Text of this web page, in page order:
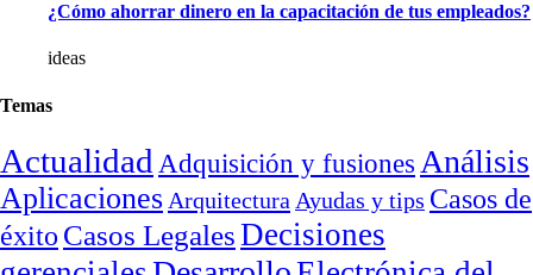
¿Cómo ahorrar dinero en la capacitación de tus empleados?
ideas
Temas
Actualidad Adquisición y fusiones Análisis
Aplicaciones Arquitectura Ayudas y tips Casos de
éxito Casos LegalesDecisiones